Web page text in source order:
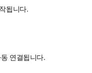
됩니다.
연결됩니다.